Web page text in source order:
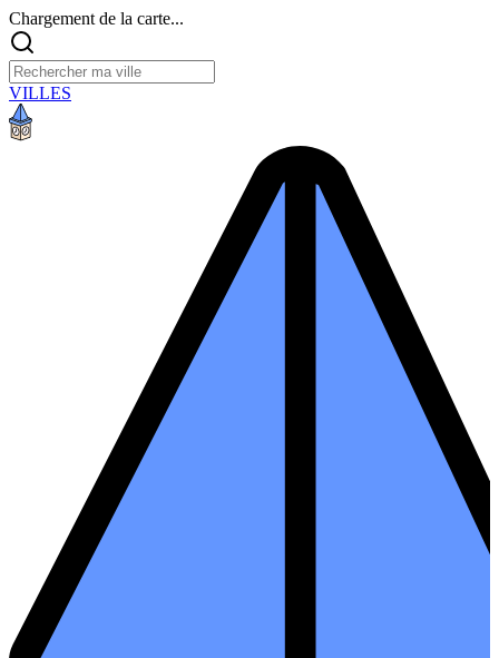
Chargement de la carte...
VILLES